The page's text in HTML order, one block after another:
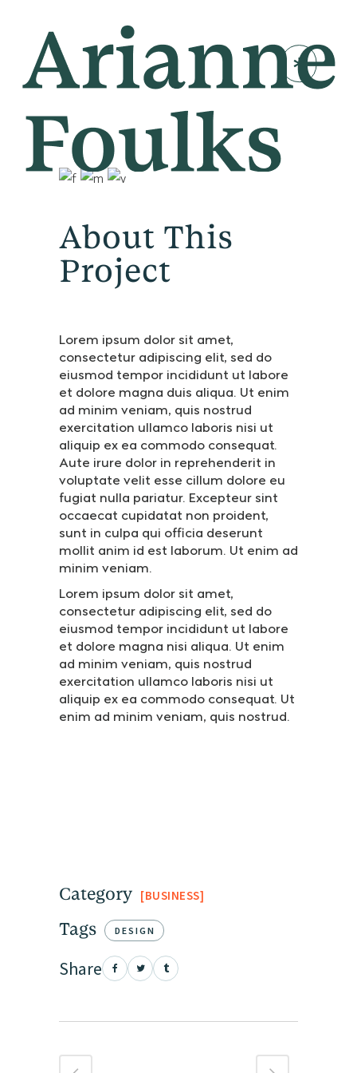
About This
Project
Lorem ipsum dolor sit amet,
consectetur adipiscing elit, sed do
eiusmod tempor incididunt ut labore
et dolore magna duis aliqua. Ut enim
ad minim veniam, quis nostrud
exercitation ullamco laboris nisi ut
aliquip ex ea commodo consequat.
Aute irure dolor in reprehenderit in
voluptate velit esse cillum dolore eu
fugiat nulla pariatur. Excepteur sint
occaecat cupidatat non proident,
sunt in culpa qui officia deserunt
mollit anim id est laborum. Ut enim ad
minim veniam.
Lorem ipsum dolor sit amet,
consectetur adipiscing elit, sed do
eiusmod tempor incididunt ut labore
et dolore magna nisi aliqua. Ut enim
ad minim veniam, quis nostrud
exercitation ullamco laboris nisi ut
aliquip ex ea commodo consequat. Ut
enim ad minim veniam, quis nostrud.
Category BUSINESS
Tags DESIGN
Share